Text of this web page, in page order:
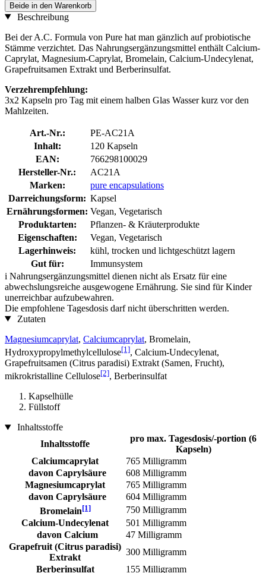
Beide in den Warenkorb
Beschreibung
Bei der A.C. Formula von Pure hat man gänzlich auf probiotische
Stämme verzichtet. Das Nahrungsergänzungsmittel enthält Calcium-
Caprylat, Magnesium-Caprylat, Bromelain, Calcium-Undecylenat,
Grapefruitsamen Extrakt und Berberinsulfat.
Verzehrempfehlung:
3x2 Kapseln pro Tag mit einem halben Glas Wasser kurz vor den
Mahlzeiten.
Art.-Nr.:
PE-AC21A
Inhalt:
120 Kapseln
EAN:
766298100029
Hersteller-Nr.:
AC21A
Marken:
pure encapsulations
Darreichungsform: Kapsel
Ernährungsformen: Vegan, Vegetarisch
Produktarten:
Pflanzen- & Kräuterprodukte
Eigenschaften:
Vegan, Vegetarisch
Lagerhinweis:
kühl, trocken und lichtgeschützt lagern
Gut für:
Immunsystem
i Nahrungsergänzungsmittel dienen nicht als Ersatz für eine
abwechslungsreiche ausgewogene Ernährung. Sie sind für Kinder
unerreichbar aufzubewahren.
Die empfohlene Tagesdosis darf nicht überschritten werden.
Zutaten
Magnesiumcaprylat, Calciumcaprylat, Bromelain,
Hydroxypropylmethylcellulose[1], Calcium-Undecylenat,
Grapefruitsamen (Citrus paradisi) Extrakt (Samen, Frucht),
mikrokristalline Cellulose[2], Berberinsulfat
Kapselhülle
Füllstoff
Inhaltsstoffe
Inhaltsstoffe
pro max. Tagesdosis/-portion (6
Kapseln)
Calciumcaprylat
765 Milligramm
davon Capryl­­­säure
608 Milligramm
Magnesiumcaprylat
765 Milligramm
davon Capryl­­­säure
604 Milligramm
Bromelain[1]
750 Milligramm
Calcium-Undecylenat
501 Milligramm
davon Calcium
47 Milligramm
Grapefruit (Citrus paradisi)
Extrakt
300 Milligramm
Berberinsulfat
155 Milligramm